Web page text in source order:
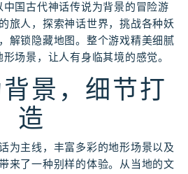
中国古代神话传说为背景的冒险游
旅人，探索神话世界，挑战各种妖
解锁隐藏地图。整个游戏精美细腻
场景，让人有身临其境的感觉。
景，细节打
造
为主线，丰富多彩的地形场景以及
来了一种别样的体验。从当地的文